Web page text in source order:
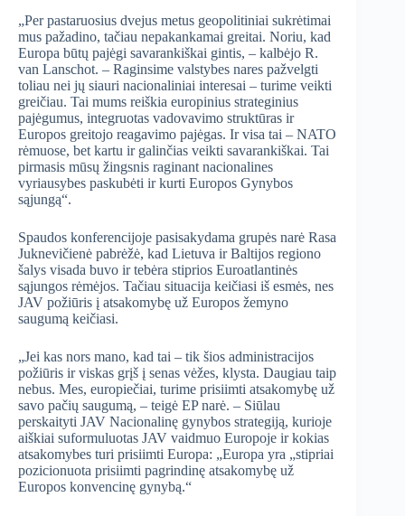
„Per pastaruosius dvejus metus geopolitiniai sukrėtimai
mus pažadino, tačiau nepakankamai greitai. Noriu, kad
Europa būtų pajėgi savarankiškai gintis, – kalbėjo R.
van Lanschot. – Raginsime valstybes nares pažvelgti
toliau nei jų siauri nacionaliniai interesai – turime veikti
greičiau. Tai mums reiškia europinius strateginius
pajėgumus, integruotas vadovavimo struktūras ir
Europos greitojo reagavimo pajėgas. Ir visa tai – NATO
rėmuose, bet kartu ir galinčias veikti savarankiškai. Tai
pirmasis mūsų žingsnis raginant nacionalines
vyriausybes paskubėti ir kurti Europos Gynybos
sąjungą“.
Spaudos konferencijoje pasisakydama grupės narė Rasa
Juknevičienė pabrėžė, kad Lietuva ir Baltijos regiono
šalys visada buvo ir tebėra stiprios Euroatlantinės
sąjungos rėmėjos. Tačiau situacija keičiasi iš esmės, nes
JAV požiūris į atsakomybę už Europos žemyno
saugumą keičiasi.
„Jei kas nors mano, kad tai – tik šios administracijos
požiūris ir viskas grįš į senas vėžes, klysta. Daugiau taip
nebus. Mes, europiečiai, turime prisiimti atsakomybę už
savo pačių saugumą, – teigė EP narė. – Siūlau
perskaityti JAV Nacionalinę gynybos strategiją, kurioje
aiškiai suformuluotas JAV vaidmuo Europoje ir kokias
atsakomybes turi prisiimti Europa: „Europa yra „stipriai
pozicionuota prisiimti pagrindinę atsakomybę už
Europos konvencinę gynybą.“